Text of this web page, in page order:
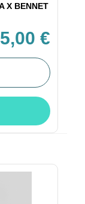
X BENNET
€